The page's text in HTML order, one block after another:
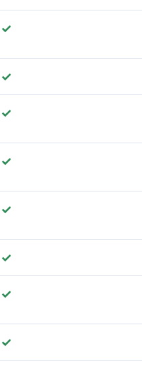
✓
✓
✓
✓
✓
✓
✓
✓